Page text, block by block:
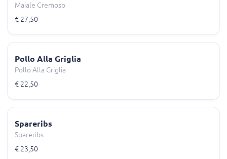
Maiale Cremoso
€ 27,50
Pollo Alla Griglia
Pollo Alla Griglia
€ 22,50
Spareribs
Spareribs
€ 23,50